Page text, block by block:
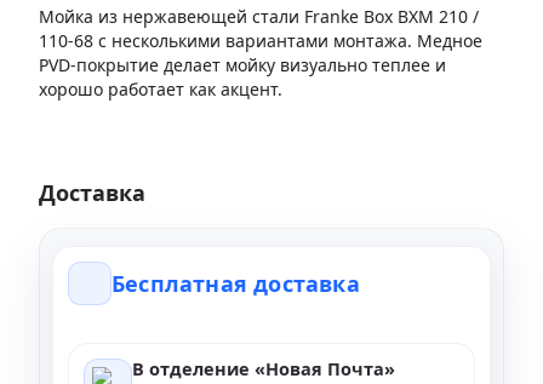
Мойка из нержавеющей стали Franke Box BXM 210 /
110-68 с несколькими вариантами монтажа. Медное
PVD-покрытие делает мойку визуально теплее и
хорошо работает как акцент.
Доставка
Бесплатная доставка
В отделение «Новая Почта»